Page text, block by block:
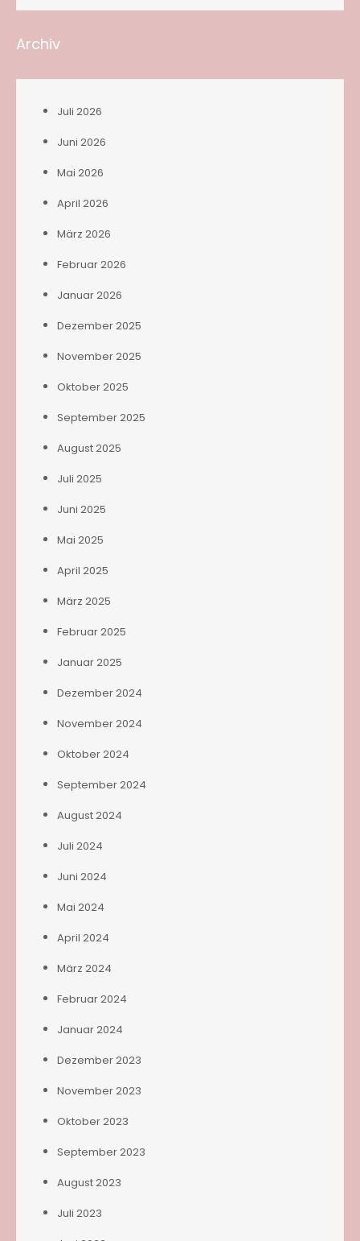
Archiv
Juli 2026
Juni 2026
Mai 2026
April 2026
März 2026
Februar 2026
Januar 2026
Dezember 2025
November 2025
Oktober 2025
September 2025
August 2025
Juli 2025
Juni 2025
Mai 2025
April 2025
März 2025
Februar 2025
Januar 2025
Dezember 2024
November 2024
Oktober 2024
September 2024
August 2024
Juli 2024
Juni 2024
Mai 2024
April 2024
März 2024
Februar 2024
Januar 2024
Dezember 2023
November 2023
Oktober 2023
September 2023
August 2023
Juli 2023